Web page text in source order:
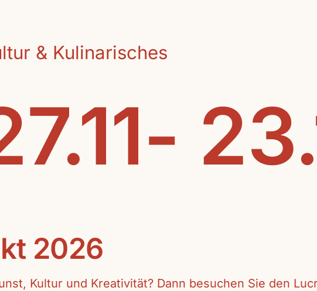
& Kulinarisches
2026
Kultur und Kreativität? Dann besuchen Sie den